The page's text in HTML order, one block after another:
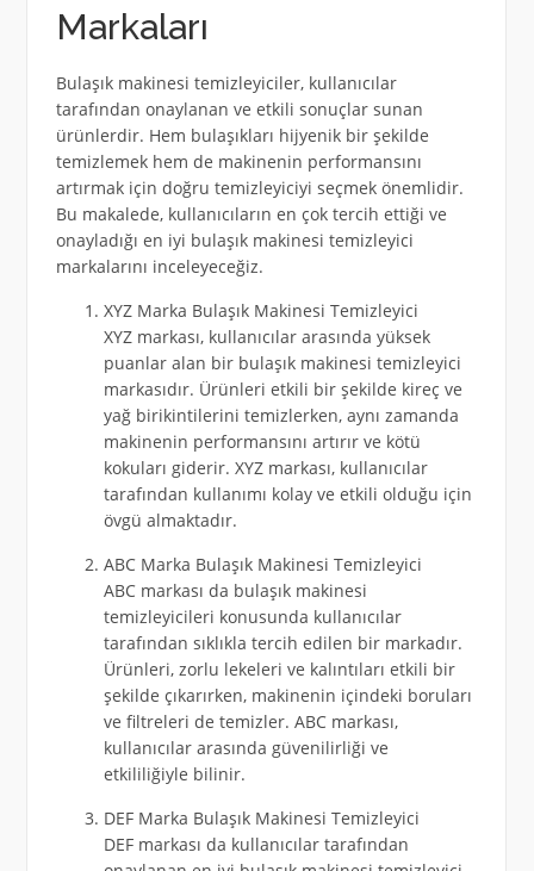
Markaları
Bulaşık makinesi temizleyiciler, kullanıcılar
tarafından onaylanan ve etkili sonuçlar sunan
ürünlerdir. Hem bulaşıkları hijyenik bir şekilde
temizlemek hem de makinenin performansını
artırmak için doğru temizleyiciyi seçmek önemlidir.
Bu makalede, kullanıcıların en çok tercih ettiği ve
onayladığı en iyi bulaşık makinesi temizleyici
markalarını inceleyeceğiz.
XYZ Marka Bulaşık Makinesi Temizleyici
XYZ markası, kullanıcılar arasında yüksek
puanlar alan bir bulaşık makinesi temizleyici
markasıdır. Ürünleri etkili bir şekilde kireç ve
yağ birikintilerini temizlerken, aynı zamanda
makinenin performansını artırır ve kötü
kokuları giderir. XYZ markası, kullanıcılar
tarafından kullanımı kolay ve etkili olduğu için
övgü almaktadır.
ABC Marka Bulaşık Makinesi Temizleyici
ABC markası da bulaşık makinesi
temizleyicileri konusunda kullanıcılar
tarafından sıklıkla tercih edilen bir markadır.
Ürünleri, zorlu lekeleri ve kalıntıları etkili bir
şekilde çıkarırken, makinenin içindeki boruları
ve filtreleri de temizler. ABC markası,
kullanıcılar arasında güvenilirliği ve
etkililiğiyle bilinir.
DEF Marka Bulaşık Makinesi Temizleyici
DEF markası da kullanıcılar tarafından